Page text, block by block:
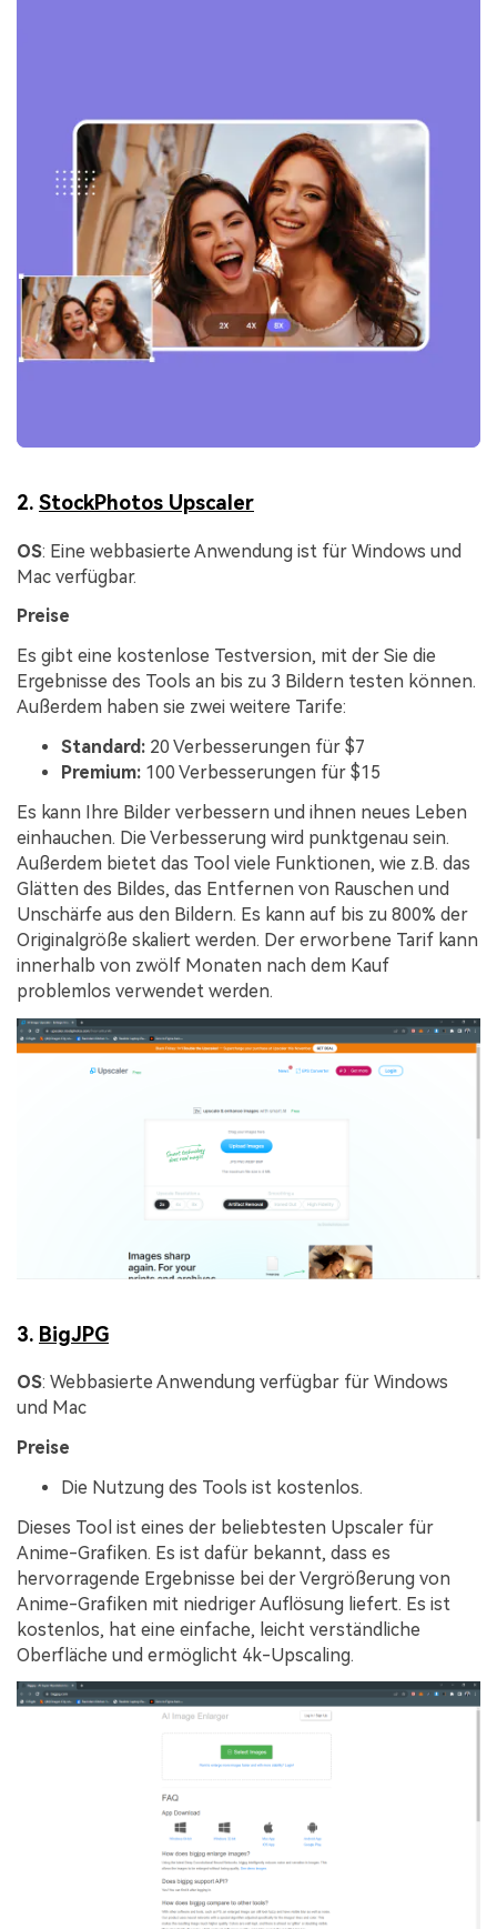
2. StockPhotos Upscaler
OS: Eine webbasierte Anwendung ist für Windows und
Mac verfügbar.
Preise
Es gibt eine kostenlose Testversion, mit der Sie die
Ergebnisse des Tools an bis zu 3 Bildern testen können.
Außerdem haben sie zwei weitere Tarife:
Standard: 20 Verbesserungen für $7
Premium: 100 Verbesserungen für $15
Es kann Ihre Bilder verbessern und ihnen neues Leben
einhauchen. Die Verbesserung wird punktgenau sein.
Außerdem bietet das Tool viele Funktionen, wie z.B. das
Glätten des Bildes, das Entfernen von Rauschen und
Unschärfe aus den Bildern. Es kann auf bis zu 800% der
Originalgröße skaliert werden. Der erworbene Tarif kann
innerhalb von zwölf Monaten nach dem Kauf
problemlos verwendet werden.
3. BigJPG
OS: Webbasierte Anwendung verfügbar für Windows
und Mac
Preise
Die Nutzung des Tools ist kostenlos.
Dieses Tool ist eines der beliebtesten Upscaler für
Anime-Grafiken. Es ist dafür bekannt, dass es
hervorragende Ergebnisse bei der Vergrößerung von
Anime-Grafiken mit niedriger Auflösung liefert. Es ist
kostenlos, hat eine einfache, leicht verständliche
Oberfläche und ermöglicht 4k-Upscaling.